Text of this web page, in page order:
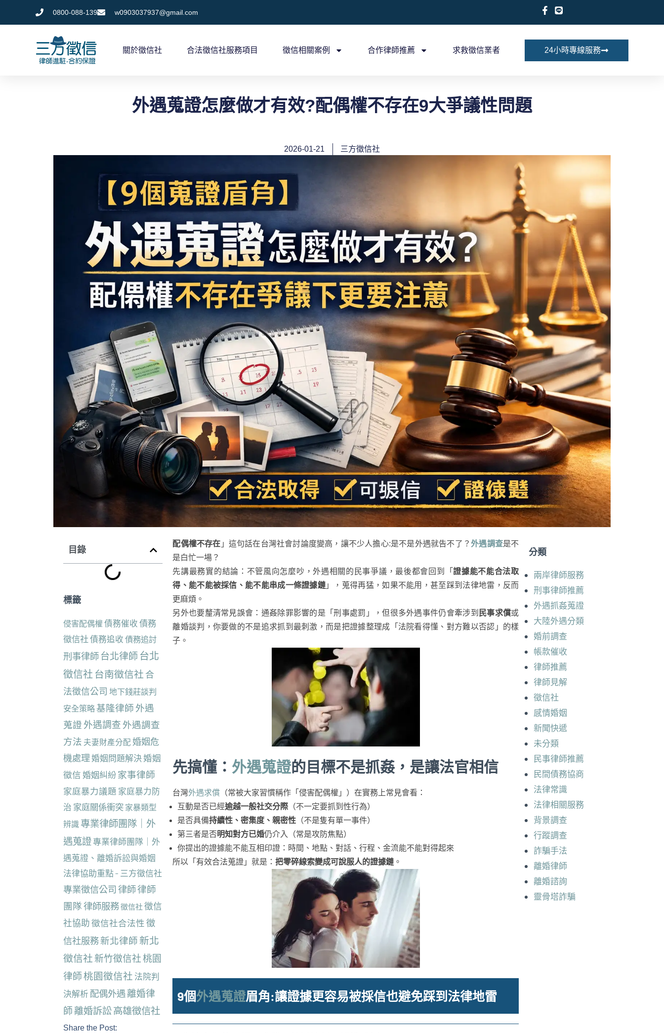
至
0800-088-139 w0903037937@gmail.com
關於徵信社 合法徵信社服務項目 徵信相關案例 合作律師推薦 求救徵信業者 24小時專線服務
外遇蒐證怎麼做才有效?配偶權不存在9大爭議性問題
2026-01-21 三方徵信社
目錄
標籤
侵害配偶權債務催收 債務
徵信社 債務追收 債務追討
刑事律師 台北律師 台北
徵信社 台南徵信社 合
法徵信公司 地下錢莊談判
安全策略 基隆律師 外遇
蒐證 外遇調查 外遇調查
方法 夫妻財產分配 婚姻危
機處理 婚姻問題解決婚姻
徵信 婚姻糾紛 家事律師
家庭暴力議題 家庭暴力防
治 家庭關係衝突 家暴類型
辨識 專業律師團隊｜外
遇蒐證專業律師團隊｜外
遇蒐證、離婚訴訟與婚姻
法律協助重點 - 三方徵信社
專業徵信公司律師律師
團隊律師服務徵信社 徵信
社協助徵信社合法性徵
信社服務 新北律師 新北
徵信社 新竹徵信社桃園
律師桃園徵信社 法院判
決解析 配偶外遇 離婚律
師 離婚訴訟高雄徵信社
Share the Post:
配偶權不存在 」這句話在台灣社會討論度變高，讓不少人擔心:是不是外遇就告不了？外遇調查是不
是白忙一場？
先講最務實的結論：不管風向怎麼吵，外遇相關的民事爭議，最後都會回到「證據能不能合法取
得、能不能被採信、能不能串成一條證據鏈 」，蒐得再猛，如果不能用，甚至踩到法律地雷，反而
更麻煩。
另外也要釐清常見誤會：通姦除罪影響的是「刑事處罰」，但很多外遇事件仍會牽涉到 民事求償或
離婚談判，你要做的不是追求抓到最刺激，而是把證據整理成「法院看得懂、對方難以否認」的樣
子。
先搞懂： 外遇蒐證的目標不是抓姦，是讓法官相信
台灣外遇求償 （常被大家習慣稱作「侵害配偶權」）在實務上常見會看：
互動是否已經逾越一般社交分際 （不一定要抓到性行為）
是否具備持續性、密集度、親密性 （不是隻有單一事件）
第三者是否明知對方已婚仍介入（常是攻防焦點）
你提出的證據能不能互相印證：時間、地點、對話、行程、金流能不能對得起來
所以「有效合法蒐證」就是：把零碎線索變成可說服人的證據鏈 。
9個外遇蒐證眉角:讓證據更容易被採信也避免踩到法律地雷
分類
兩岸律師服務
刑事律師推薦
外遇抓姦蒐證
大陸外遇分類
婚前調查
帳款催收
律師推薦
律師見解
徵信社
感情婚姻
新聞快遞
未分類
民事律師推薦
民間債務協商
法律常識
法律相關服務
背景調查
行蹤調查
詐騙手法
離婚律師
離婚諮詢
靈骨塔詐騙